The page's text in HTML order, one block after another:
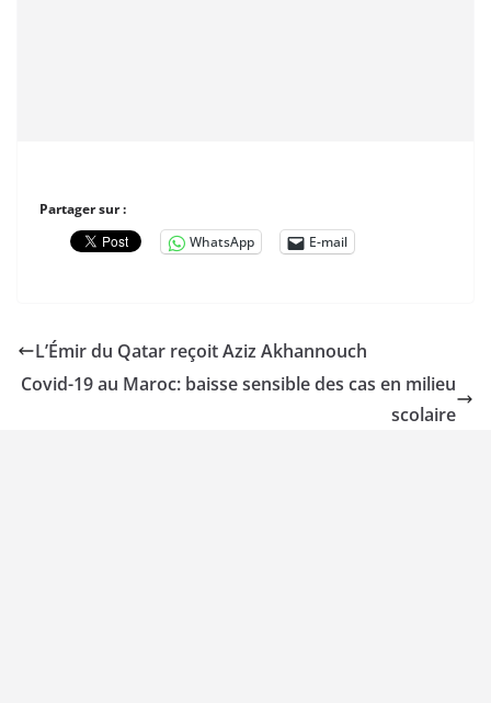
Partager sur :
WhatsApp
E-mail
L’Émir du Qatar reçoit Aziz Akhannouch
Covid-19 au Maroc: baisse sensible des cas en milieu
scolaire